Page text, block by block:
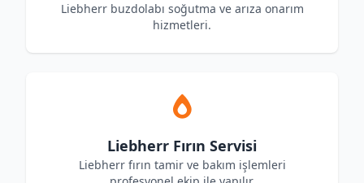
Liebherr buzdolabı soğutma ve arıza onarım
hizmetleri.
Liebherr Fırın Servisi
Liebherr fırın tamir ve bakım işlemleri